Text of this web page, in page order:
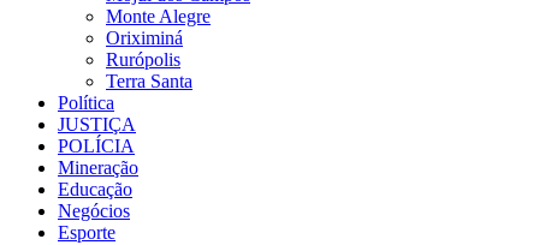
Monte Alegre
Oriximiná
Rurópolis
Terra Santa
Política
JUSTIÇA
POLÍCIA
Mineração
Educação
Negócios
Esporte